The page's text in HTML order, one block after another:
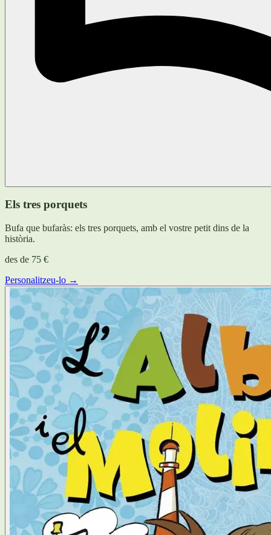
Els tres porquets
Bufa que bufaràs: els tres porquets, amb el vostre petit dins de la
història.
des de 75 €
Personalitzeu-lo →